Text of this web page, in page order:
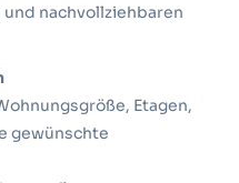
nachvollziehbaren
Etagen,
gewünschte